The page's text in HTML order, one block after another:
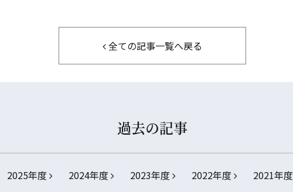
全ての記事一覧へ戻る
過去の記事
2025年度 2024年度 2023年度 2022年度 2021年度